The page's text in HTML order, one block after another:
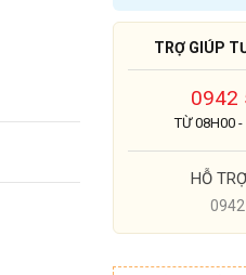
TRỢ GIÚP
0942
TỪ 08H00 -
HỖ